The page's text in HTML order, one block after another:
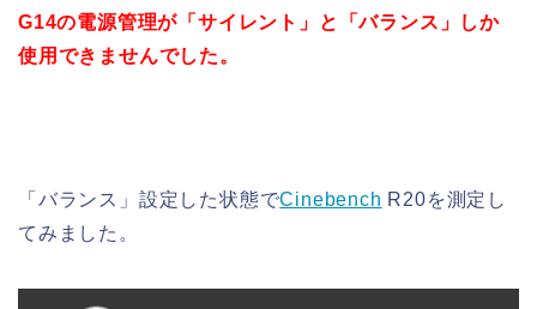
G14の電源管理が「サイレント」と「バランス」しか
使用できませんでした。
「バランス」設定した状態でCinebench R20を測定し
てみました。